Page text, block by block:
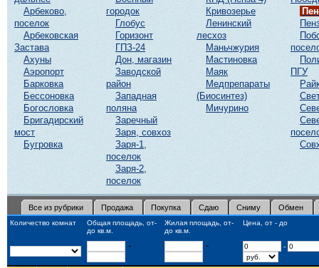
Арбеково,
поселок
Арбековская
Застава
Ахуны
Аэропорт
Барковка
Бессоновка
Богословка
Бригадирский
мост
Бугровка
городок
Глобус
Горизонт
ГПЗ-24
Дон, магазин
Заводской
район
Западная
поляна
Заречный
Заря, совхоз
Заря-1,
поселок
Заря-2,
поселок
Кривозерье
Ленинский
лесхоз
Маньчжурия
Мастиновка
Маяк
Медпрепараты
(Биосинтез)
Мичурино
ПГУ
Все из рубрики Продажа Покупка Сдаю Сниму Обмен
Количество комнат
Общая площадь, от-
до кв.м.
Жилая площадь, от-
до кв.м.
Цена, от - до
- - -